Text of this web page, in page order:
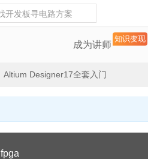
成为讲师
知识变现
Altium Designer17全套入门
fpga